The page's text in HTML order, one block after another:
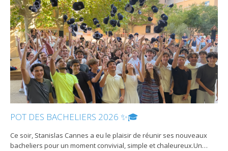
POT DES BACHELIERS 2026 ✨🎓
Ce soir, Stanislas Cannes a eu le plaisir de réunir ses nouveaux
bacheliers pour un moment convivial, simple et chaleureux.Un…